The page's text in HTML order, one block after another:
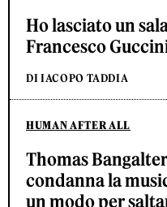
Ho lasciato un
Francesco
DI IACOPO TADDIA
HUMAN AFTER ALL
Thomas
condanna la
un modo per